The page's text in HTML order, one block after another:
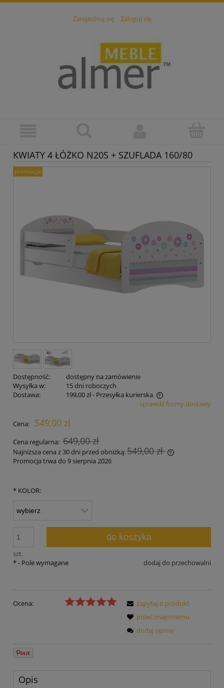
Zarejestruj się Zaloguj się
KWIATY 4 ŁÓŻKO N20S + SZUFLADA 160/80
promocja
Dostępność:
dostępny na zamówienie
Wysyłka w:
15 dni roboczych
Dostawa:
199,00 zł- Przesyłka kurierska
Cena nie zawiera ewentualnych kosztów płatnościsprawdź formy dostawy
Cena: 549,00 zł
Cena regularna: 649,00 zł
Najniższa cena z 30 dni przed obniżką:549,00 zł
Promocja trwa do 9 sierpnia 2026
* KOLOR:
szt.
do koszyka
dodaj do przechowalni
*- Pole wymagane
Ocena:
zapytaj o produkt
poleć znajomemu
dodaj opinię
Opis